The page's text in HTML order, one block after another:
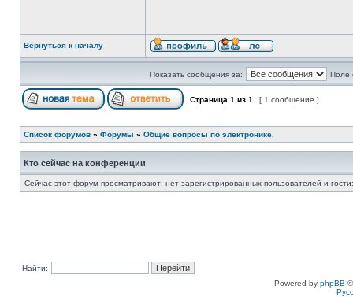
Вернуться к началу
Показать сообщения за: Поле
Страница 1 из 1 [ 1 сообщение ]
Список форумов » Форумы » Общие вопросы по электронике.
Кто сейчас на конференции
Сейчас этот форум просматривают: нет зарегистрированных пользователей и
Найти:
Powered by phpBB